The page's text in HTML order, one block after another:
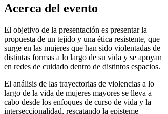
Acerca del evento
El objetivo de la presentación es presentar la
propuesta de un tejido y una ética resistente, que
surge en las mujeres que han sido violentadas de
distintas formas a lo largo de su vida y se apoyan
en redes de cuidado dentro de distintos espacios.
El análisis de las trayectorias de violencias a lo
largo de la vida de mujeres mayores se lleva a
cabo desde los enfoques de curso de vida y la
interseccionalidad, rescatando la episteme